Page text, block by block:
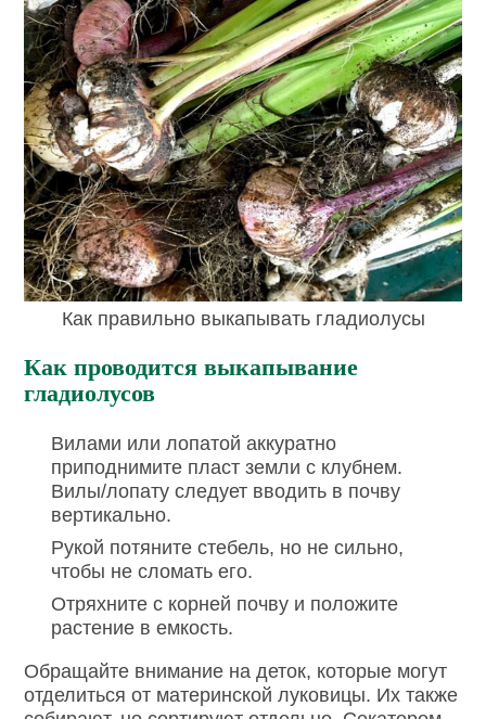
Как правильно выкапывать гладиолусы
Как проводится выкапывание
гладиолусов
Вилами или лопатой аккуратно
приподнимите пласт земли с клубнем.
Вилы/лопату следует вводить в почву
вертикально.
Рукой потяните стебель, но не сильно,
чтобы не сломать его.
Отряхните с корней почву и положите
растение в емкость.
Обращайте внимание на деток, которые могут
отделиться от материнской луковицы. Их также